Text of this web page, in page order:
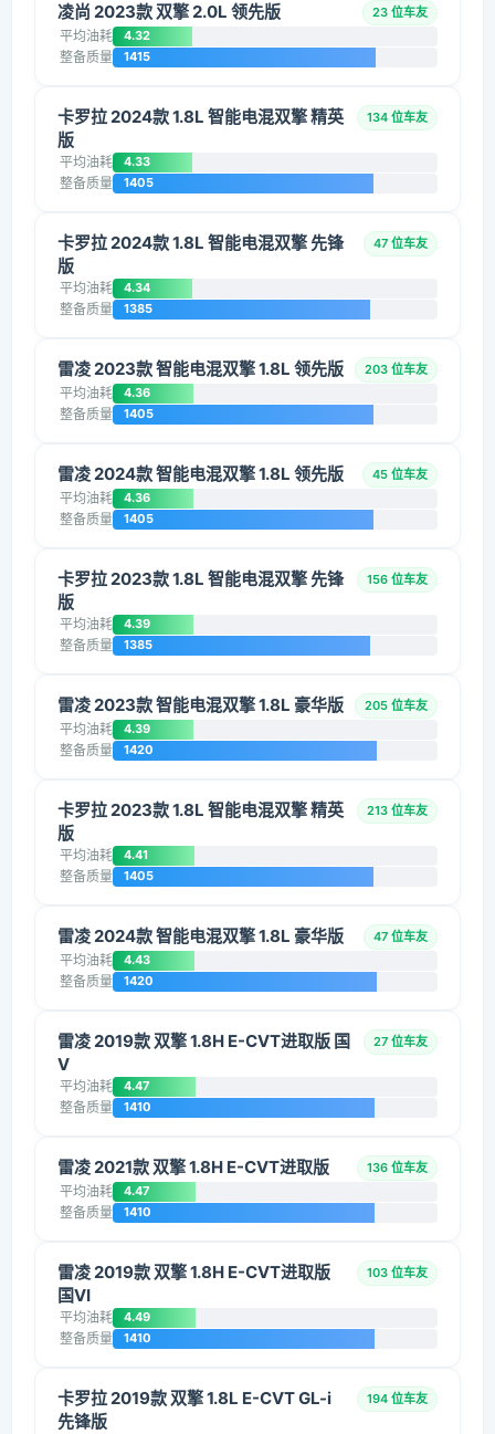
凌尚 2023款 双擎 2.0L 领先版 23 位车友
平均油耗 4.32
整备质量 1415
卡罗拉 2024款 1.8L 智能电混双擎 精英
版
134 位车友
平均油耗 4.33
整备质量 1405
卡罗拉 2024款 1.8L 智能电混双擎 先锋
版
47 位车友
平均油耗 4.34
整备质量 1385
雷凌 2023款 智能电混双擎 1.8L 领先版 203 位车友
平均油耗 4.36
整备质量 1405
雷凌 2024款 智能电混双擎 1.8L 领先版 45 位车友
平均油耗 4.36
整备质量 1405
卡罗拉 2023款 1.8L 智能电混双擎 先锋
版
156 位车友
平均油耗 4.39
整备质量 1385
雷凌 2023款 智能电混双擎 1.8L 豪华版 205 位车友
平均油耗 4.39
整备质量 1420
卡罗拉 2023款 1.8L 智能电混双擎 精英
版
213 位车友
平均油耗 4.41
整备质量 1405
雷凌 2024款 智能电混双擎 1.8L 豪华版 47 位车友
平均油耗 4.43
整备质量 1420
雷凌 2019款 双擎 1.8H E-CVT进取版 国
V
27 位车友
平均油耗 4.47
整备质量 1410
雷凌 2021款 双擎 1.8H E-CVT进取版 136 位车友
平均油耗 4.47
整备质量 1410
雷凌 2019款 双擎 1.8H E-CVT进取版
国VI
103 位车友
平均油耗 4.49
整备质量 1410
卡罗拉 2019款 双擎 1.8L E-CVT GL-i
先锋版
194 位车友